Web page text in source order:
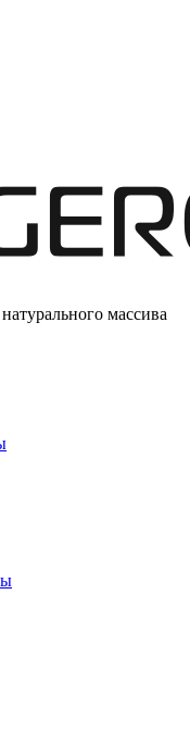
массива